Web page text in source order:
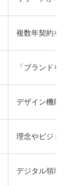
複数年契約を
「ブランドを
デザイン機能
理念やビジョ
デジタル領域